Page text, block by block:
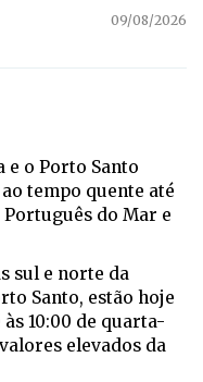
09/08/2026
e o Porto Santo
tempo quente até
do Mar e
sul e norte da
Santo, estão hoje
10:00 de quarta-
elevados da